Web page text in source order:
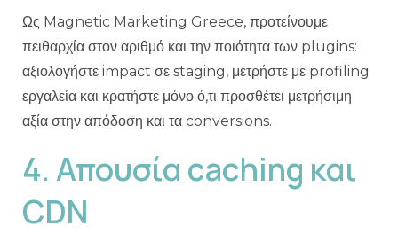
Ως Magnetic Marketing Greece, προτείνουμε
πειθαρχία στον αριθμό και την ποιότητα των plugins:
αξιολογήστε impact σε staging, μετρήστε με profiling
εργαλεία και κρατήστε μόνο ό,τι προσθέτει μετρήσιμη
αξία στην απόδοση και τα conversions.
4. Απουσία caching και
CDN